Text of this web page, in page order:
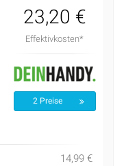
23,20 €
Effektivkosten*
2 Preise
14,99 €